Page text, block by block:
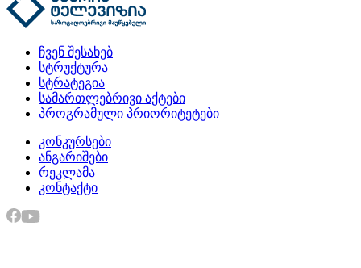
ჩვენ შესახებ
სტრუქტურა
სტრატეგია
სამართლებრივი აქტები
პროგრამული პრიორიტეტები
კონკურსები
ანგარიშები
რეკლამა
კონტაქტი